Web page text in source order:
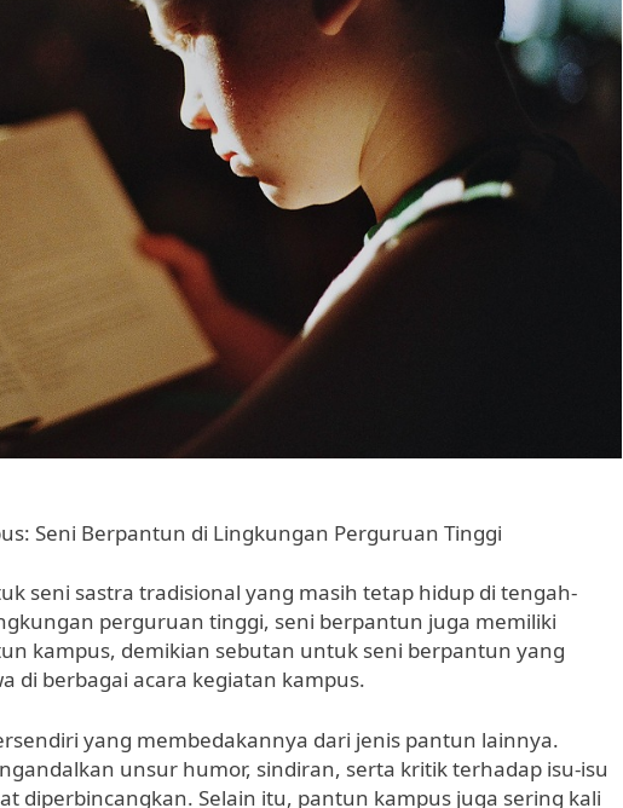
Seni Berpantun di Lingkungan Perguruan Tinggi
seni sastra tradisional yang masih tetap hidup di tengah-
perguruan tinggi, seni berpantun juga memiliki
kampus, demikian sebutan untuk seni berpantun yang
di berbagai acara kegiatan kampus.
yang membedakannya dari jenis pantun lainnya.
unsur humor, sindiran, serta kritik terhadap isu-isu
diperbincangkan. Selain itu, pantun kampus juga sering kali